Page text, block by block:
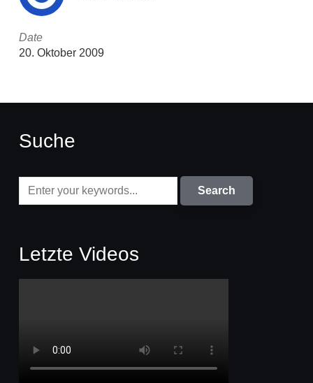
Date
20. Oktober 2009
Suche
Letzte Videos